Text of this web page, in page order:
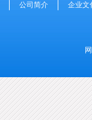
公司简介 企业文